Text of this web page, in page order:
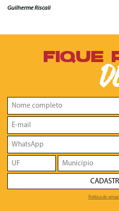
Guilherme Riscali
FIQUE
Política de